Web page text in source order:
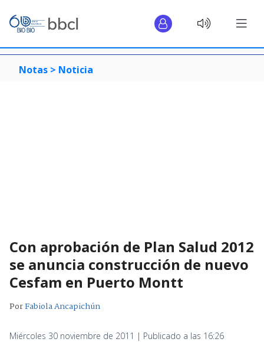
Notas > Noticia
Con aprobación de Plan Salud 2012
se anuncia construcción de nuevo
Cesfam en Puerto Montt
PorFabiola Ancapichún
Miércoles 30 noviembre de 2011 | Publicado a las 16:26